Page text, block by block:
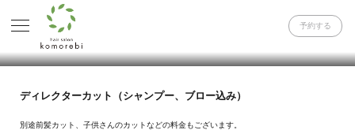
予約する
ディレクターカット（シャンプー、ブロー込み）
別途前髪カット、子供さんのカットなどの料金もございます。